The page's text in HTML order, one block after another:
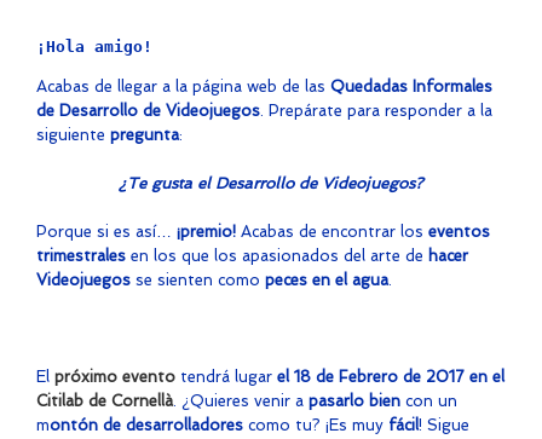
¡Hola amigo!
Acabas de llegar a la página web de las Quedadas Informales
de Desarrollo de Videojuegos. Prepárate para responder a la
siguiente pregunta:
¿Te gusta el Desarrollo de Videojuegos?
Porque si es así… ¡premio! Acabas de encontrar los eventos
trimestrales en los que los apasionados del arte de hacer
Videojuegos se sienten como peces en el agua.
El próximo evento tendrá lugar el 18 de Febrero de 2017 en el
Citilab de Cornellà. ¿Quieres venir a pasarlo bien con un
montón de desarrolladores como tu? ¡Es muy fácil! Sigue